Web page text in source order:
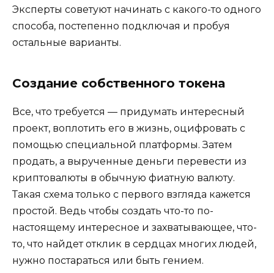
Эксперты советуют начинать с какого-то одного
способа, постепенно подключая и пробуя
остальные варианты.
Создание собственного токена
Все, что требуется — придумать интересный
проект, воплотить его в жизнь, оцифровать с
помощью специальной платформы. Затем
продать, а вырученные деньги перевести из
криптовалюты в обычную фиатную валюту.
Такая схема только с первого взгляда кажется
простой. Ведь чтобы создать что-то по-
настоящему интересное и захватывающее, что-
то, что найдет отклик в сердцах многих людей,
нужно постараться или быть гением.